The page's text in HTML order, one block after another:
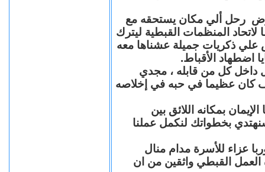
رحل ألي مكان يستحقه مع
المنظمات القبطية ليترك
علي ذكريات جميلة عشناها معه
اضطهاد الأقباط.
داخل كل من قابله ، مجدي
عظيما في حبه في إخلاصه
بمكانه اللائق بين
بخطواتك لنكمل عملنا
عزاء للأسرة مدام منال
العمل القبطي واثقين من ان